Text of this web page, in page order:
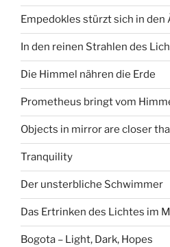
Empedokles stürzt sich in den
In den reinen Strahlen des
Die Himmel nähren die Erde
Prometheus bringt vom
Objects in mirror are closer
Tranquility
Der unsterbliche Schwimmer
Das Ertrinken des Lichtes im
Bogota – Light, Dark, Hopes